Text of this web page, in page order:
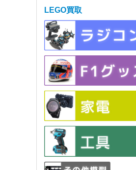
LEGO買取